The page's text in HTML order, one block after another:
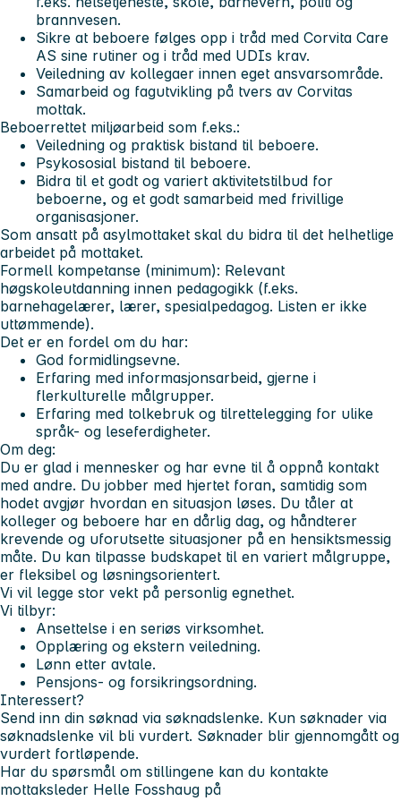
brannvesen.
Sikre at beboere følges opp i tråd med Corvita Care
AS sine rutiner og i tråd med UDIs krav.
Veiledning av kollegaer innen eget ansvarsområde.
Samarbeid og fagutvikling på tvers av Corvitas
mottak.
Beboerrettet miljøarbeid som f.eks.:
Veiledning og praktisk bistand til beboere.
Psykososial bistand til beboere.
Bidra til et godt og variert aktivitetstilbud for
beboerne, og et godt samarbeid med frivillige
organisasjoner.
Som ansatt på asylmottaket skal du bidra til det helhetlige
arbeidet på mottaket.
Formell kompetanse (minimum): Relevant
høgskoleutdanning innen pedagogikk (f.eks.
barnehagelærer, lærer, spesialpedagog. Listen er ikke
uttømmende).
Det er en fordel om du har:
God formidlingsevne.
Erfaring med informasjonsarbeid, gjerne i
flerkulturelle målgrupper.
Erfaring med tolkebruk og tilrettelegging for ulike
språk- og leseferdigheter.
Om deg:
Du er glad i mennesker og har evne til å oppnå kontakt
med andre. Du jobber med hjertet foran, samtidig som
hodet avgjør hvordan en situasjon løses. Du tåler at
kolleger og beboere har en dårlig dag, og håndterer
krevende og uforutsette situasjoner på en hensiktsmessig
måte. Du kan tilpasse budskapet til en variert målgruppe,
er fleksibel og løsningsorientert.
Vi vil legge stor vekt på personlig egnethet.
Vi tilbyr:
Ansettelse i en seriøs virksomhet.
Opplæring og ekstern veiledning.
Lønn etter avtale.
Pensjons- og forsikringsordning.
Interessert?
Send inn din søknad via søknadslenke. Kun søknader via
søknadslenke vil bli vurdert. Søknader blir gjennomgått og
vurdert fortløpende.
Har du spørsmål om stillingene kan du kontakte
mottaksleder Helle Fosshaug på